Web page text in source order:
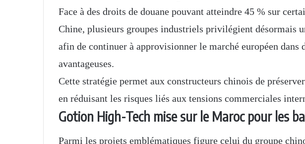
Face à des droits de douane pouvant atteindre 45 % sur
Chine, plusieurs groupes industriels privilégient désormais
afin de continuer à approvisionner le marché européen dans
avantageuses.
Cette stratégie permet aux constructeurs chinois de
en réduisant les risques liés aux tensions commerciales
Gotion High-Tech mise sur le Maroc pour les
Parmi les projets emblématiques figure celui du groupe